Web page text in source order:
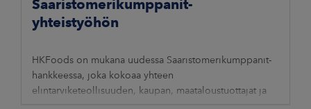
Saaristomerikumppanit-
yhteistyöhön
HKFoods on mukana uudessa Saaristomerikumppanit-
hankkeessa, joka kokoaa yhteen
elintarviketeollisuuden, kaupan, maataloustuottajat ja